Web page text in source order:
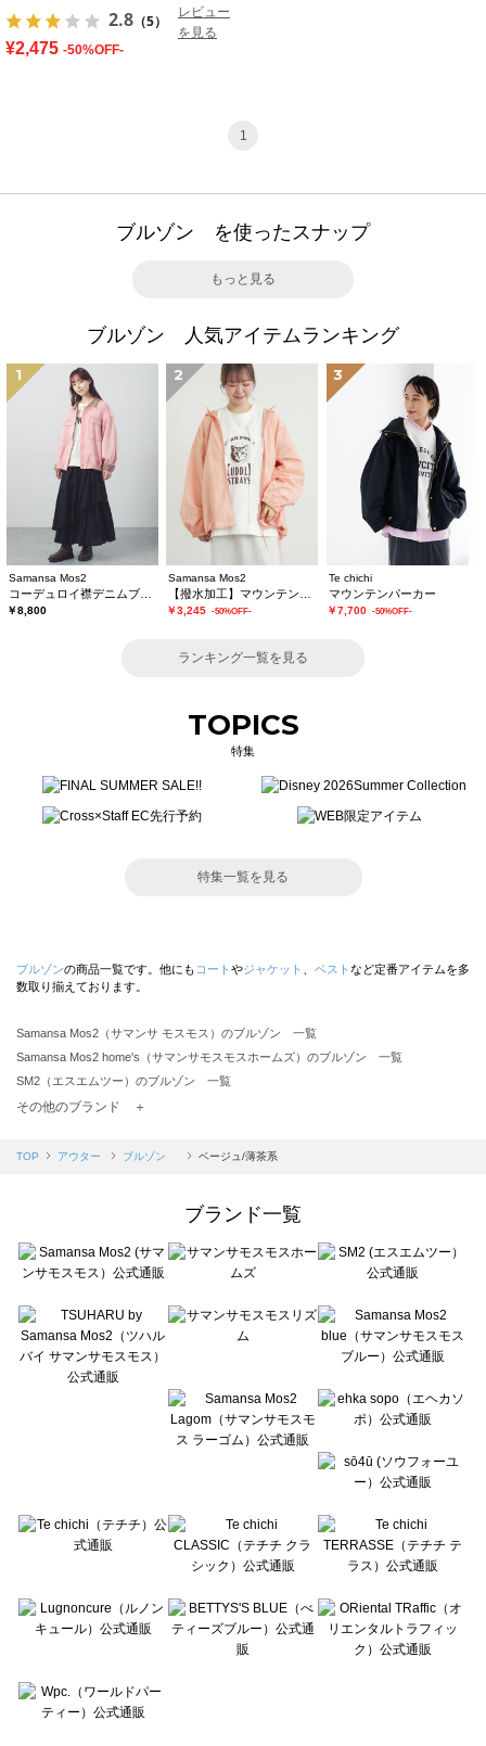
2.8 （5）
レビュー
を見る
¥2,475 -50%OFF-
1
ブルゾン を使ったスナップ
もっと見る
ブルゾン 人気アイテムランキング
1
Samansa Mos2
￥8,800
2
Samansa Mos2
￥3,245 -50%OFF-
3
Te chichi
マウンテンパーカー
￥7,700 -50%OFF-
ランキング一覧を見る
TOPICS
特集
特集一覧を見る
ブルゾンの商品一覧です。他にも コート やジャケット ベスト など定番アイテムを多
数取り揃えております。
Samansa Mos2（サマンサ モスモス）のブルゾン 一覧
Samansa Mos2 home's（サマンサモスモスホームズ）のブルゾン 一覧
SM2（エスエムツー）のブルゾン 一覧
TSUHARU by Samansa Mos2（ツハルバイサマンサモスモス）のブルゾン 一覧
Samansa Mos2 blue（サマンサモスモス ブルー）のブルゾン 一覧
sō4ū（ソウフォーユー）のブルゾン 一覧
Te chichi（テチチ）のブルゾン 一覧
Te chichi CLASSIC（テチチ クラシック）のブルゾン 一覧
Lugnoncure（ルノンキュール）のブルゾン 一覧
BETTY'S BLUE（べティーズブルー）のブルゾン 一覧
Wpc.（ワールドパーティー）のブルゾン 一覧
その他のブランド ＋
TOP アウター ブルゾン ベージュ/薄茶系
ブランド一覧